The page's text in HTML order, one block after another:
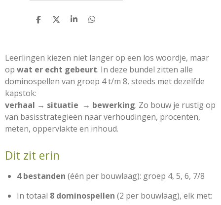
D
D
S
D
Leerlingen kiezen niet langer op een los woordje, maar
op wat er echt gebeurt. In deze bundel zitten alle
dominospellen van groep 4 t/m 8, steeds met dezelfde
kapstok:
verhaal → situatie → bewerking. Zo bouw je rustig op
van basisstrategieën naar verhoudingen, procenten,
meten, oppervlakte en inhoud.
Dit zit erin
4 bestanden (één per bouwlaag): groep 4, 5, 6, 7/8
In totaal 8 dominospellen (2 per bouwlaag), elk met: